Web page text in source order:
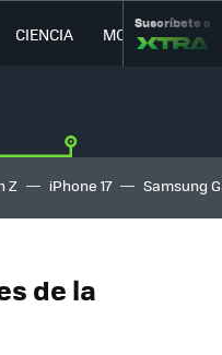
CIENCIA MOVILIDAD
Suscríbete a
Z iPhone 17 Samsung
de la